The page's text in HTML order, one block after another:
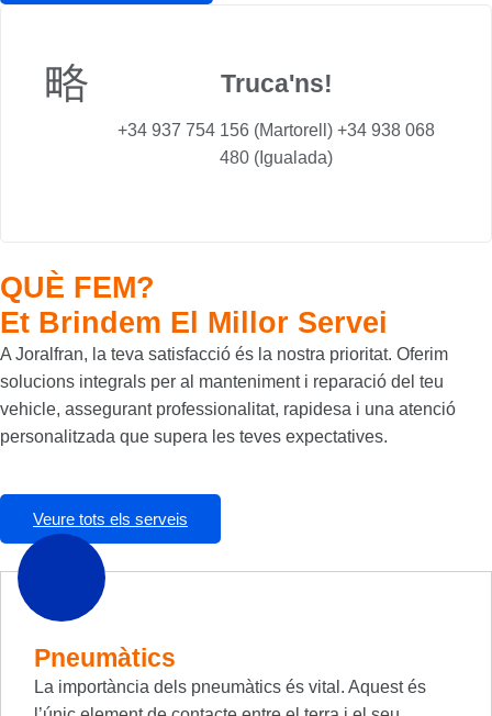
Truca'ns!
+34 937 754 156 (Martorell) +34 938 068
480 (Igualada)
QUÈ FEM?
Et Brindem El Millor Servei
A Joralfran, la teva satisfacció és la nostra prioritat. Oferim
solucions integrals per al manteniment i reparació del teu
vehicle, assegurant professionalitat, rapidesa i una atenció
personalitzada que supera les teves expectatives.
Veure tots els serveis
Pneumàtics
La importància dels pneumàtics és vital. Aquest és